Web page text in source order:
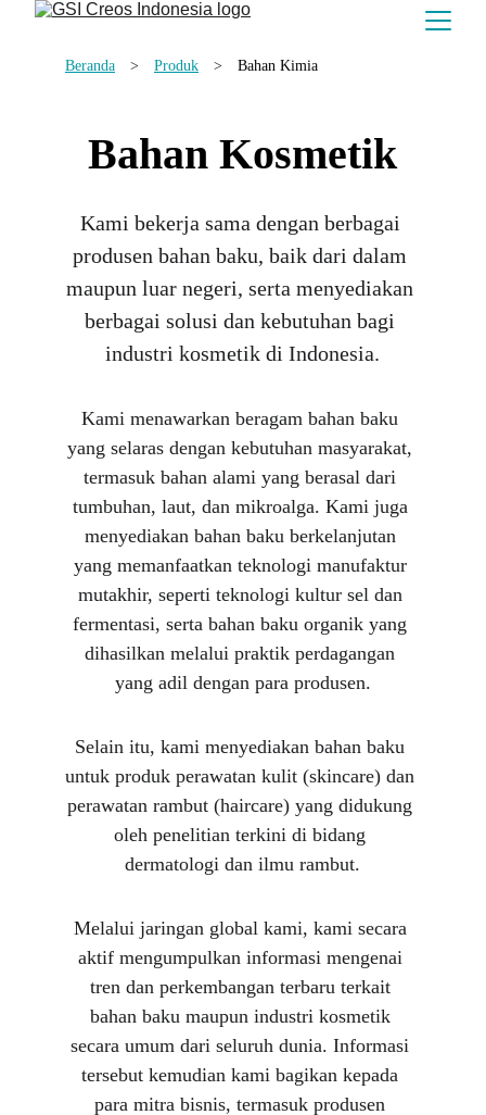
Beranda > Produk > Bahan Kimia
Bahan Kosmetik
Kami bekerja sama dengan berbagai
produsen bahan baku, baik dari dalam
maupun luar negeri, serta menyediakan
berbagai solusi dan kebutuhan bagi
industri kosmetik di Indonesia.
Kami menawarkan beragam bahan baku
yang selaras dengan kebutuhan masyarakat,
termasuk bahan alami yang berasal dari
tumbuhan, laut, dan mikroalga. Kami juga
menyediakan bahan baku berkelanjutan
yang memanfaatkan teknologi manufaktur
mutakhir, seperti teknologi kultur sel dan
fermentasi, serta bahan baku organik yang
dihasilkan melalui praktik perdagangan
yang adil dengan para produsen.
Selain itu, kami menyediakan bahan baku
untuk produk perawatan kulit (skincare) dan
perawatan rambut (haircare) yang didukung
oleh penelitian terkini di bidang
dermatologi dan ilmu rambut.
Melalui jaringan global kami, kami secara
aktif mengumpulkan informasi mengenai
tren dan perkembangan terbaru terkait
bahan baku maupun industri kosmetik
secara umum dari seluruh dunia. Informasi
tersebut kemudian kami bagikan kepada
para mitra bisnis, termasuk produsen